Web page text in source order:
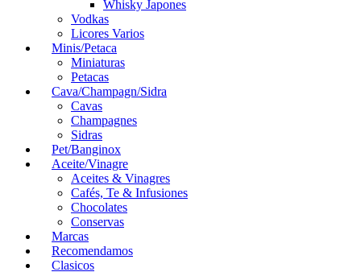
Whisky Japones
Vodkas
Licores Varios
Minis/Petaca
Miniaturas
Petacas
Cava/Champagn/Sidra
Cavas
Champagnes
Sidras
Pet/Banginox
Aceite/Vinagre
Aceites & Vinagres
Cafés, Te & Infusiones
Chocolates
Conservas
Marcas
Recomendamos
Clasicos